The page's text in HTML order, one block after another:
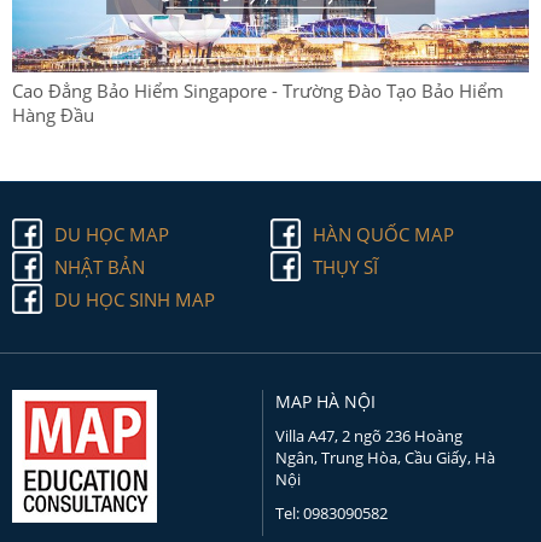
Cao Đẳng Bảo Hiểm Singapore - Trường Đào Tạo Bảo Hiểm
Hàng Đầu
DU HỌC MAP
HÀN QUỐC MAP
NHẬT BẢN
THỤY SĨ
DU HỌC SINH MAP
MAP HÀ NỘI
Villa A47, 2 ngõ 236 Hoàng
Ngân, Trung Hòa, Cầu Giấy, Hà
Nội
Tel: 0983090582